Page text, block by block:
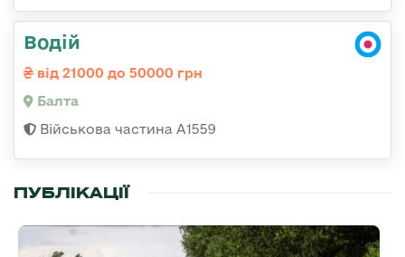
Водій
від 21000 до 50000 грн
Балта
Військова частина А1559
ПУБЛІКАЦІЇ